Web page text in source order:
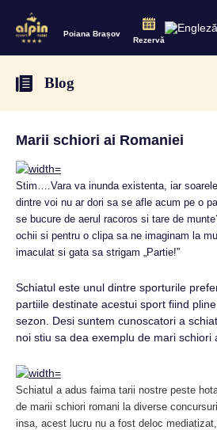
Poiana Brașov
Rezervă
Blog
Marii schiori ai Romaniei
Stim….Vara va inunda existenta, iar
dintre voi nu ar dori sa se afle acum pe o
se bucure de aerul racoros si tare de
ochii si pentru o clipa sa ne imaginam la
imaculat si gata sa strigam „Partie!”
Schiatul este unul dintre sporturile
partiile destinate acestui sport fiind
sezon. Desi suntem cunoscatori a
noi stiu sa dea exemplu de mari schiori
Schiatul a adus faima tarii nostre peste
de marii schiori romani la diverse
insa, acest lucru nu a fost deloc